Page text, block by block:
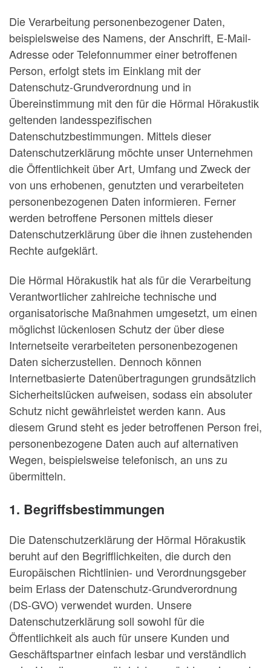
Die Verarbeitung personenbezogener Daten,
beispielsweise des Namens, der Anschrift, E-Mail-
Adresse oder Telefonnummer einer betroffenen
Person, erfolgt stets im Einklang mit der
Datenschutz-Grundverordnung und in
Übereinstimmung mit den für die Hörmal Hörakustik
geltenden landesspezifischen
Datenschutzbestimmungen. Mittels dieser
Datenschutzerklärung möchte unser Unternehmen
die Öffentlichkeit über Art, Umfang und Zweck der
von uns erhobenen, genutzten und verarbeiteten
personenbezogenen Daten informieren. Ferner
werden betroffene Personen mittels dieser
Datenschutzerklärung über die ihnen zustehenden
Rechte aufgeklärt.
Die Hörmal Hörakustik hat als für die Verarbeitung
Verantwortlicher zahlreiche technische und
organisatorische Maßnahmen umgesetzt, um einen
möglichst lückenlosen Schutz der über diese
Internetseite verarbeiteten personenbezogenen
Daten sicherzustellen. Dennoch können
Internetbasierte Datenübertragungen grundsätzlich
Sicherheitslücken aufweisen, sodass ein absoluter
Schutz nicht gewährleistet werden kann. Aus
diesem Grund steht es jeder betroffenen Person frei,
personenbezogene Daten auch auf alternativen
Wegen, beispielsweise telefonisch, an uns zu
übermitteln.
1. Begriffsbestimmungen
Die Datenschutzerklärung der Hörmal Hörakustik
beruht auf den Begrifflichkeiten, die durch den
Europäischen Richtlinien- und Verordnungsgeber
beim Erlass der Datenschutz-Grundverordnung
(DS-GVO) verwendet wurden. Unsere
Datenschutzerklärung soll sowohl für die
Öffentlichkeit als auch für unsere Kunden und
Geschäftspartner einfach lesbar und verständlich